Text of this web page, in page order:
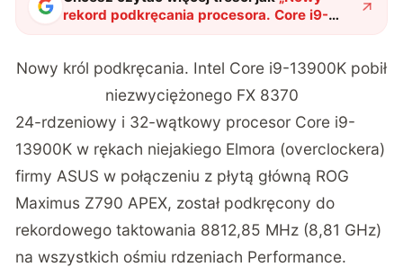
rekord podkręcania procesora. Core i9-
13900K Intela pobił 8-letni rekord procesora
Nowy król podkręcania. Intel Core i9-13900K pobił
niezwyciężonego FX 8370
24-rdzeniowy i 32-wątkowy procesor Core i9-
13900K w rękach niejakiego Elmora (overclockera)
firmy ASUS w połączeniu z płytą główną ROG
Maximus Z790 APEX, został podkręcony do
rekordowego taktowania 8812,85 MHz (8,81 GHz)
na wszystkich ośmiu rdzeniach Performance.